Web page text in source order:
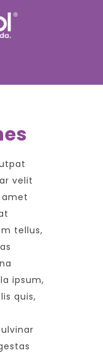
velit
tellus,
ipsum,
quis,